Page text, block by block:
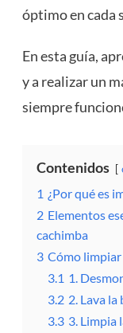
óptimo en cada
En esta guía,
y a realizar un
siempre
Contenidos
1 ¿Por qué es
2 Elementos
cachimba
3 Cómo limpiar
3.1 1.
3.2 2. Lava la
3.3 3. Limpia